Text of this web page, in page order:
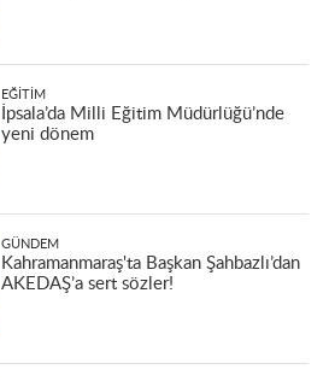
EĞITIM
İpsala’da Milli Eğitim Müdürlüğü’nde
yeni dönem
GÜNDEM
Kahramanmaraş'ta Başkan Şahbazlı’dan
AKEDAŞ’a sert sözler!